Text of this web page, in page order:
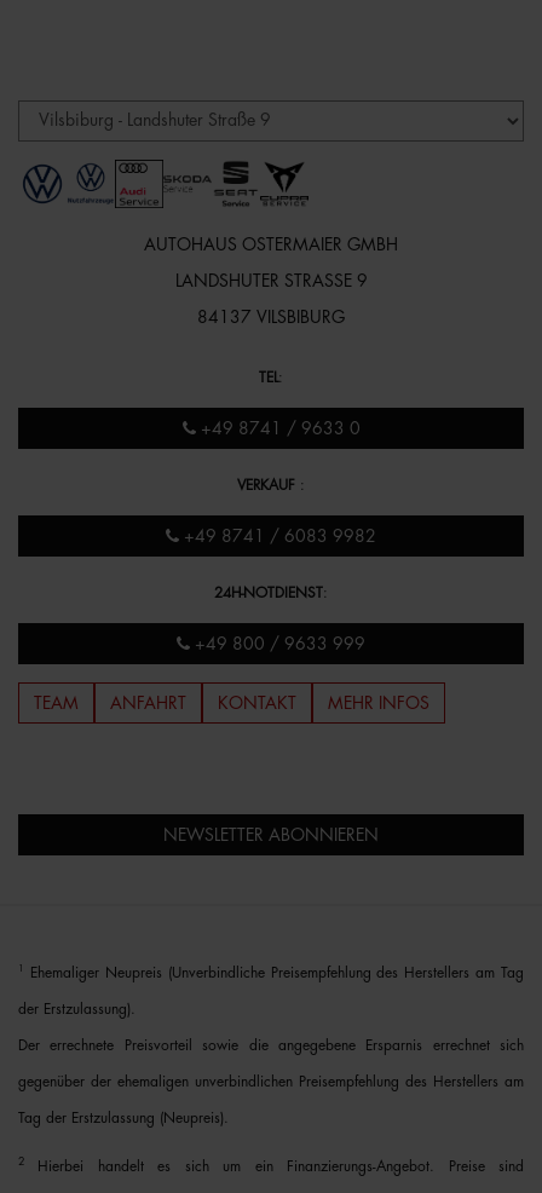
AUTOHAUS OSTERMAIER GMBH
LANDSHUTER STRASSE 9
84137 VILSBIBURG
TEL :
+49 8741 / 9633 0
VERKAUF :
+49 8741 / 6083 9982
24H-NOTDIENST:
+49 800 / 9633 999
TEAM ANFAHRT KONTAKT MEHR INFOS
NEWSLETTER ABONNIEREN
Ehemaliger Neupreis (Unverbindliche Preisempfehlung des Herstellers am Tag
der Erstzulassung).
Der errechnete Preisvorteil sowie die angegebene Ersparnis errechnet sich
gegenüber der ehemaligen unverbindlichen Preisempfehlung des Herstellers am
Tag der Erstzulassung (Neupreis).
2 Hierbei handelt es sich um ein Finanzierungs-Angebot. Preise sind